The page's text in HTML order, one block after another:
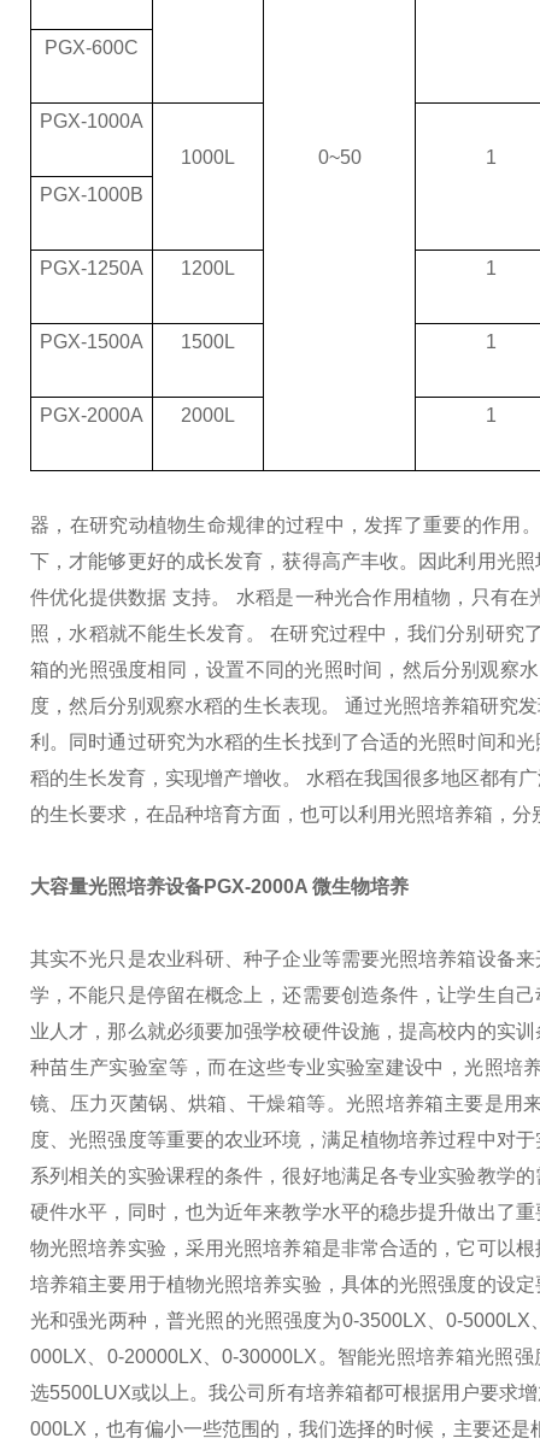
0~50
PGX-600C
PGX-1000A
1000L
1
PGX-1000B
PGX-1250A 1200L 1
PGX-1500A 1500L 1
PGX-2000A 2000L 1
器，在研究动植物生命规律的过程中，发挥了重要的作用
下，才能够更好的成长发育，获得高产丰收。因此利用光
件优化提供数据 支持。 水稻是一种光合作用植物，只有
照，水稻就不能生长发育。 在研究过程中，我们分别研
箱的光照强度相同，设置不同的光照时间，然后分别观察
度，然后分别观察水稻的生长表现。 通过光照培养箱研究
利。同时通过研究为水稻的生长找到了合适的光照时间和
稻的生长发育，实现增产增收。 水稻在我国很多地区都有
的生长要求，在品种培育方面，也可以利用光照培养箱，
大容量光照培养设备PGX-2000A 微生物培养
其实不光只是农业科研、种子企业等需要光照培养箱设备
学，不能只是停留在概念上，还需要创造条件，让学生自
业人才，那么就必须要加强学校硬件设施，提高校内的实
种苗生产实验室等，而在这些专业实验室建设中，光照培
镜、压力灭菌锅、烘箱、干燥箱等。光照培养箱主要是用
度、光照强度等重要的农业环境，满足植物培养过程中对
系列相关的实验课程的条件，很好地满足各专业实验教学
硬件水平，同时，也为近年来教学水平的稳步提升做出了
物光照培养实验，采用光照培养箱是非常合适的，它可以
培养箱主要用于植物光照培养实验，具体的光照强度的设
光和强光两种，普光照的光照强度为0-3500LX、0-
000LX、0-20000LX、0-30000LX。智能光照培养箱光照
选5500LUX或以上。我公司所有培养箱都可根据用户要求
000LX，也有偏小一些范围的，我们选择的时候，主要还